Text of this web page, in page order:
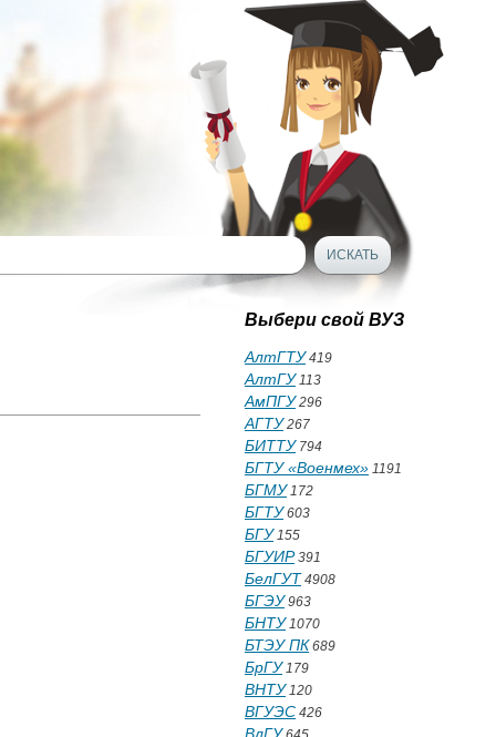
Выбери свой ВУЗ
АлтГТУ419
АлтГУ113
АмПГУ296
АГТУ267
БИТТУ794
БГТУ «Военмех» 1191
БГМУ172
БГТУ603
БГУ155
БГУИР391
БелГУТ 4908
БГЭУ963
БНТУ1070
БТЭУ ПК 689
БрГУ179
ВНТУ120
ВГУЭС 426